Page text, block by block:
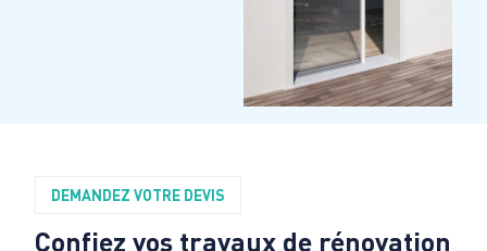
DEMANDEZ VOTRE DEVIS
Confiez vos travaux de rénovation